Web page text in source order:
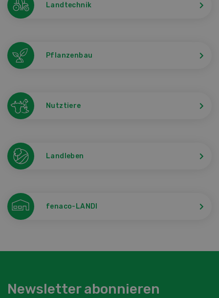
Landtechnik
Pflanzenbau
Nutztiere
Landleben
fenaco-LANDI
Newsletter abonnieren